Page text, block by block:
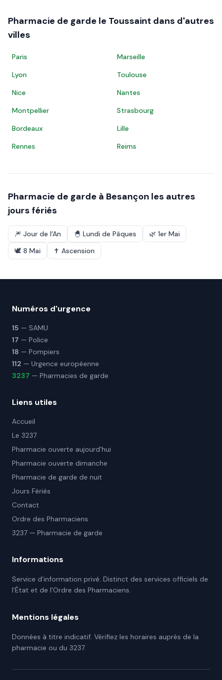
Pharmacie de garde le Toussaint dans d'autres
villes
Paris
Marseille
Lyon
Toulouse
Nice
Nantes
Montpellier
Strasbourg
Bordeaux
Lille
Rennes
Reims
Pharmacie de garde à Besançon les autres
jours fériés
🎆 Jour de l'An 🐣 Lundi de Pâques 🌿 1er Mai
🕊️ 8 Mai ✝️ Ascension
Numéros d'urgence
15 — SAMU
17 — Police
18 — Pompiers
112 — Urgence européenne
3237 — Pharmacies de garde
Liens utiles
Accueil
Le 3237
Pharmacie ouverte aujourd'hui
Pharmacie ouverte dimanche
Pharmacie de garde de nuit
Jours Fériés
Contact
Ordre des Pharmaciens
3237 — Pharmacie de garde
Informations
Service d'information privé. Distinct des services officiels de
l'État et de l'Ordre des Pharmaciens.
Mentions légales
Données à titre indicatif. Vérifiez les horaires auprès de la
pharmacie ou du 3237.